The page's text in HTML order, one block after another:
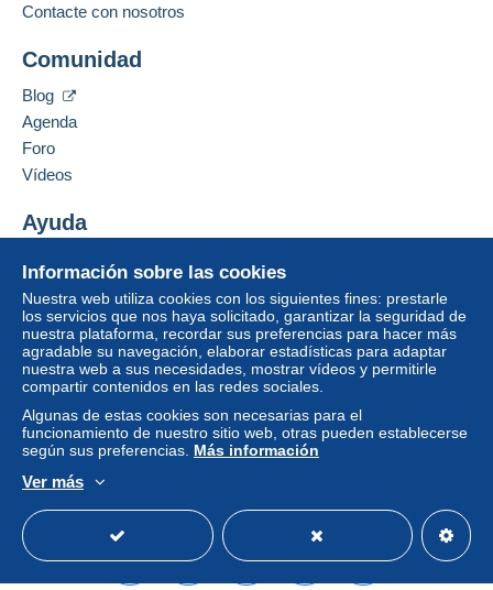
Información sobre las cookies
Nuestra web utiliza cookies con los siguientes fines: prestarle
los servicios que nos haya solicitado, garantizar la seguridad de
nuestra plataforma, recordar sus preferencias para hacer más
agradable su navegación, elaborar estadísticas para adaptar
nuestra web a sus necesidades, mostrar vídeos y permitirle
compartir contenidos en las redes sociales.
Algunas de estas cookies son necesarias para el
funcionamiento de nuestro sitio web, otras pueden establecerse
según sus preferencias. Más información
Ver más
Contacte con nosotros
Comunidad
Blog
Agenda
Foro
Vídeos
Ayuda
Comprar en Delcampe
Vender en Delcampe
Una página securizada